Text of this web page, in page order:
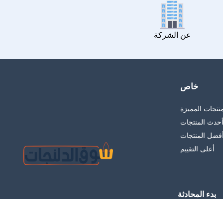
عن الشركة
خاص
المميزة
أحدث المنتجات
المنتجات
أعلى التقييم
بدء المحادثة